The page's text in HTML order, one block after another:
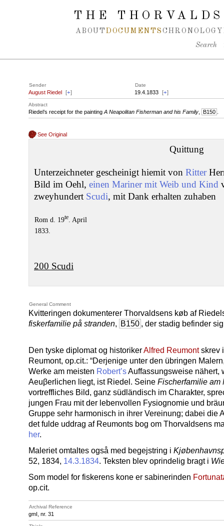
Spring navigation over
THE
ABOUT DOCUMENTS CHRONOLOGY
Search
Sender Date
August Riedel [+] 19.4.1833 [+]
Abstract
Riedel’s receipt for the painting A Neapolitan Fisherman and his Family B150
See Original
Quittung
Unterzeichneter gescheinigt hiemit von Ritter
Bild im Oehl, einen Mariner mit Weib und Kind
zweyhundert Scudi, mit Dank erhalten zuhaben
Rom d. 19te . April
1833.
200 Scudi
General Comment
Kvitteringen dokumenterer Thorvaldsens køb af
fiskerfamilie på stranden, B150 , der stadig befinder
Den tyske diplomat og historikerAlfred Reumontskrev
Reumont, op.cit.: “Derjenige unter den übringen
Werke am meisten Robert’sAuffassungsweise nähert,
Aeuβerlichen liegt, ist Riedel. Seine Fischerfamilie am
vortreffliches Bild, ganz südländisch im Charakter,
jungen Frau mit der lebenvollen Fysiognomie und
Gruppe sehr harmonisch in ihrer Vereinung; dabei die
det fulde uddrag af Reumonts bog om Thorvaldsens
her.
Maleriet omtaltes også med begejstring i
52, 1834, 14.3.1834. Teksten blev oprindelig bragt i
Som model for fiskerens kone er sabinerinden
op.cit.
Archival Reference
gmI, nr. 31